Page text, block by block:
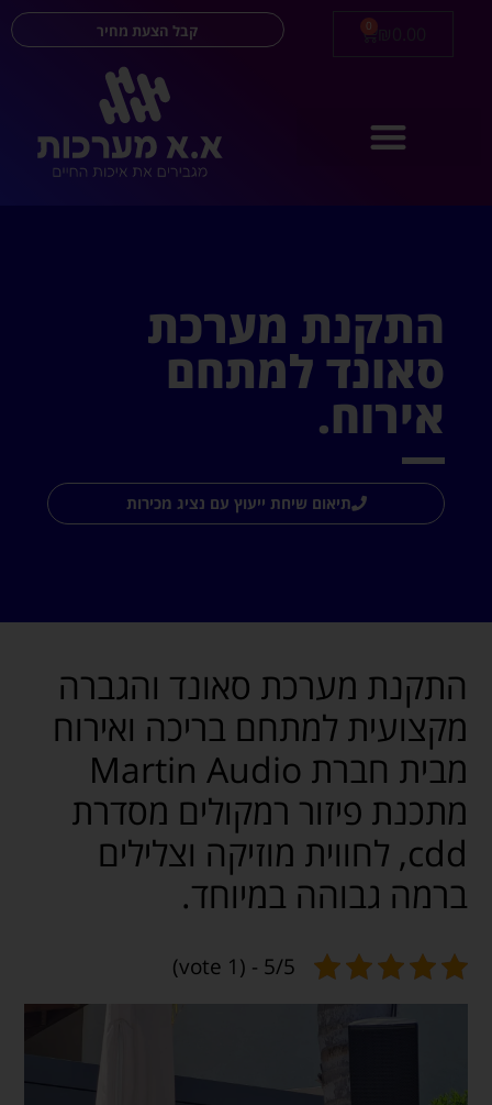
קבל הצעת מחיר 0
התקנת מערכת
סאונד למתחם
אירוח.
תיאום שיחת ייעוץ עם נציג מכירות
התקנת מערכת סאונד והגברה
מקצועית למתחם בריכה ואירוח
מבית חברת Martin Audio
מתכנת פיזור רמקולים מסדרת
cdd, לחווית מוזיקה וצלילים
ברמה גבוהה במיוחד.
5/5 - (1 vote)